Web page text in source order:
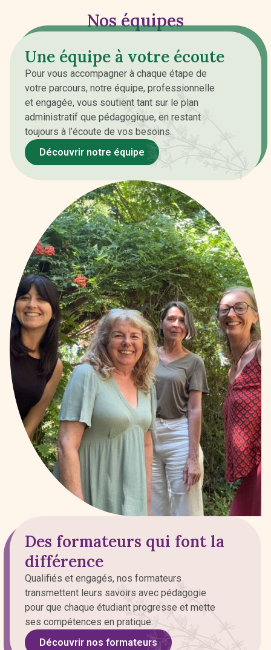
Nos équipes
Une équipe à votre écoute
Pour vous accompagner à chaque étape de
votre parcours, notre équipe, professionnelle
et engagée, vous soutient tant sur le plan
administratif que pédagogique, en restant
toujours à l’écoute de vos besoins.
Découvrir notre équipe
Des formateurs qui font la
différence
Qualifiés et engagés, nos formateurs
transmettent leurs savoirs avec pédagogie
pour que chaque étudiant progresse et mette
ses compétences en pratique.
Découvrir nos formateurs